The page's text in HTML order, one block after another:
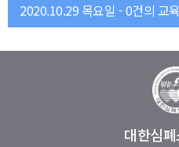
2020.10.29 목요일 - 0건의 교
대한심